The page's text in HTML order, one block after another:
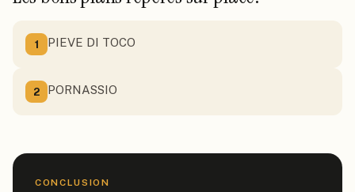
1 PIEVE DI TOCO
2 PORNASSIO
CONCLUSION